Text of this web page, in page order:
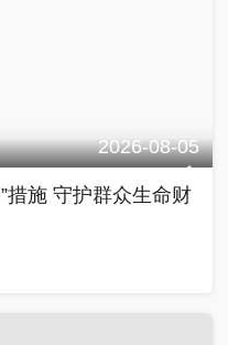
2026-08-05
措施 守护群众生命财